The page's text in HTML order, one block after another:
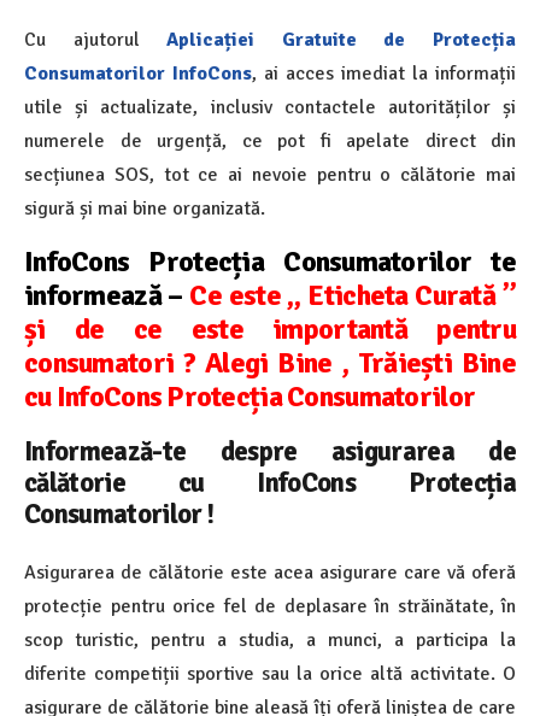
Cu ajutorulAplicației Gratuite de Protecția
Consumatorilor InfoCons, ai acces imediat la informații
utile și actualizate, inclusiv contactele autorităților și
numerele de urgență, ce pot fi apelate direct din
secțiunea SOS, tot ce ai nevoie pentru o călătorie mai
sigură și mai bine organizată.
InfoCons Protecția Consumatorilor te
informează – Ce este „ Eticheta Curată ”
și de ce este importantă pentru
consumatori ? Alegi Bine , Trăiești Bine
cu InfoCons Protecția Consumatorilor
Informează-te despre asigurarea de
călătorie cu InfoCons Protecția
Consumatorilor !
Asigurarea de călătorie este acea asigurare care vă oferă
protecție pentru orice fel de deplasare în străinătate, în
scop turistic, pentru a studia, a munci, a participa la
diferite competiții sportive sau la orice altă activitate. O
asigurare de călătorie bine aleasă îți oferă liniștea de care